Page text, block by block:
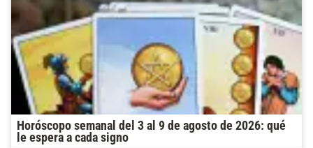
Horóscopo semanal del 3 al 9 de agosto de 2026: qué
le espera a cada signo